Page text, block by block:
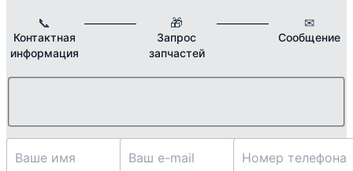
📞
Контактная
информация
🎁
Запрос
запчастей
✉
Сообщение